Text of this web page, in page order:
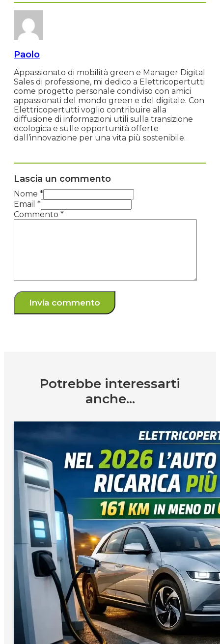
Paolo
Appassionato di mobilità green e Manager Digital
Sales di professione, mi dedico a Elettricopertutti
come progetto personale condiviso con amici
appassionati del mondo green e del digitale. Con
Elettricopertutti voglio contribuire alla
diffusione di informazioni utili sulla transizione
ecologica e sulle opportunità offerte
dall’innovazione per una vita più sostenibile.
Lascia un commento
Nome *
Email *
Commento *
Potrebbe interessarti
anche...